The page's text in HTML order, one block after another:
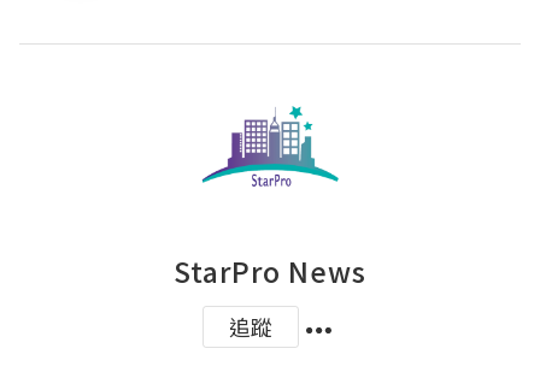
StarPro News
追蹤